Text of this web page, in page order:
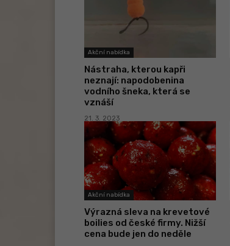
Akční nabídka
Nástraha, kterou kapři
neznají: napodobenina
vodního šneka, která se
vznáší
21. 3. 2023
Akční nabídka
Výrazná sleva na krevetové
boilies od české firmy. Nižší
cena bude jen do neděle